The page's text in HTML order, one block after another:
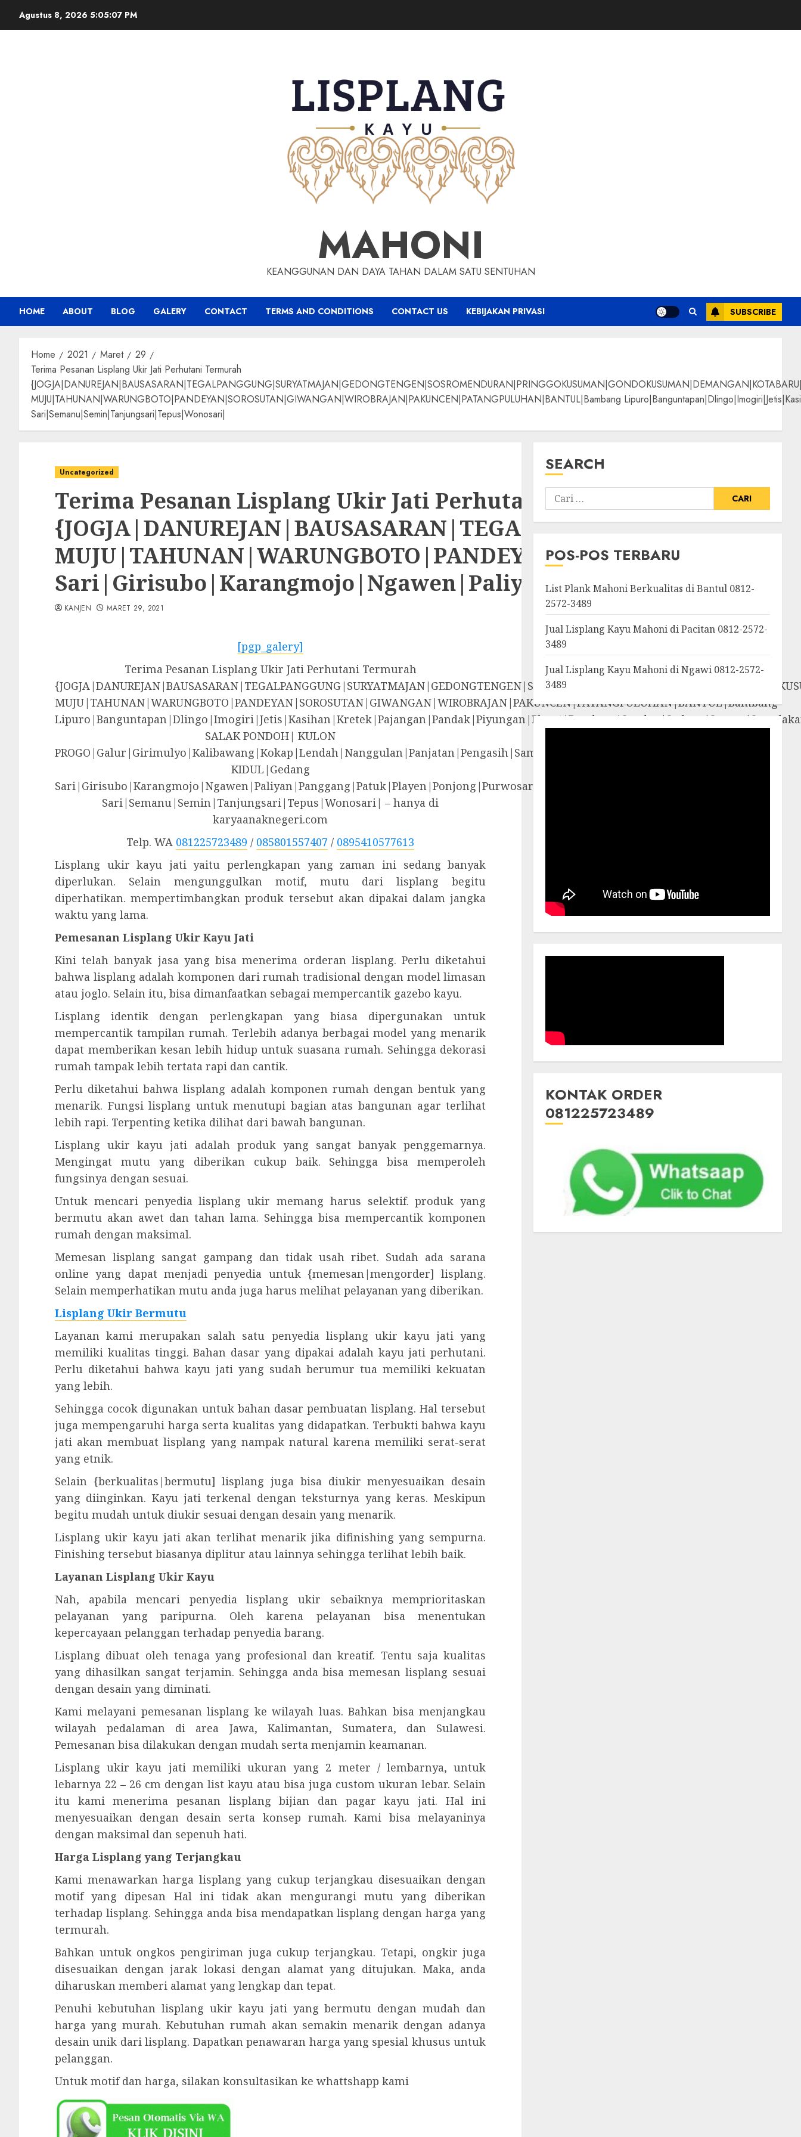
Agustus 8, 2026 5:05:08 PM
MAHONI
KEANGGUNAN DAN DAYA TAHAN DALAM SATU SENTUHAN
HOME ABOUT BLOG GALERY CONTACT TERMS AND CONDITIONS CONTACT US KEBIJAKAN PRIVASI SUBSCRIBE
Home 2021 Maret
29
Terima Pesanan Lisplang Ukir Jati Perhutani Termurah
MUJU|TAHUNAN|WARUNGBOTO|PANDEYAN|SOROSUTAN|GIWANGAN|WIROBRAJAN|PAKUNCEN|PATANGPULUHAN|BANTUL|Bambang
Sari|Semanu|Semin|Tanjungsari|Tepus|Wonosari|
Uncategorized
Terima Pesanan Lisplang Ukir Jati Perhutani Termurah
KANJEN MARET 29, 2021
[pgp_galery]
Terima Pesanan Lisplang Ukir Jati Perhutani Termurah
MUJU|TAHUNAN|WARUNGBOTO|PANDEYAN|SOROSUTAN|GIWANGAN|WIROBRAJAN|PAKUNCEN|PATANGPULUHAN|BANTUL|Bambang
SALAK PONDOH| KULON
PROGO|Galur|Girimulyo|Kalibawang|Kokap|Lendah|Nanggulan|Panjatan|Pengasih|Samigaluh|Sentolo|Temon|Wates|GUNUNG
KIDUL|Gedang
Sari|Girisubo|Karangmojo|Ngawen|Paliyan|Panggang|Patuk|Playen|Ponjong|Purwosari|Rongkop|Sapto
Sari|Semanu|Semin|Tanjungsari|Tepus|Wonosari| – hanya di
karyaanaknegeri.com
Telp. WA 081225723489 / 085801557407 / 0895410577613
Lisplang ukir kayu jati yaitu perlengkapan yang zaman ini sedang banyak
diperlukan. Selain mengunggulkan motif, mutu dari lisplang begitu
diperhatikan. mempertimbangkan produk tersebut akan dipakai dalam jangka
waktu yang lama.
Pemesanan Lisplang Ukir Kayu Jati
Kini telah banyak jasa yang bisa menerima orderan lisplang. Perlu diketahui
bahwa lisplang adalah komponen dari rumah tradisional dengan model limasan
atau joglo. Selain itu, bisa dimanfaatkan sebagai mempercantik gazebo kayu.
Lisplang identik dengan perlengkapan yang biasa dipergunakan untuk
mempercantik tampilan rumah. Terlebih adanya berbagai model yang menarik
dapat memberikan kesan lebih hidup untuk suasana rumah. Sehingga dekorasi
rumah tampak lebih tertata rapi dan cantik.
Perlu diketahui bahwa lisplang adalah komponen rumah dengan bentuk yang
menarik. Fungsi lisplang untuk menutupi bagian atas bangunan agar terlihat
lebih rapi. Terpenting ketika dilihat dari bawah bangunan.
Lisplang ukir kayu jati adalah produk yang sangat banyak penggemarnya.
Mengingat mutu yang diberikan cukup baik. Sehingga bisa memperoleh
fungsinya dengan sesuai.
Untuk mencari penyedia lisplang ukir memang harus selektif. produk yang
bermutu akan awet dan tahan lama. Sehingga bisa mempercantik komponen
rumah dengan maksimal.
Memesan lisplang sangat gampang dan tidak usah ribet. Sudah ada sarana
online yang dapat menjadi penyedia untuk {memesan|mengorder] lisplang.
Selain memperhatikan mutu anda juga harus melihat pelayanan yang diberikan.
Lisplang Ukir Bermutu
Layanan kami merupakan salah satu penyedia lisplang ukir kayu jati yang
memiliki kualitas tinggi. Bahan dasar yang dipakai adalah kayu jati perhutani.
Perlu diketahui bahwa kayu jati yang sudah berumur tua memiliki kekuatan
yang lebih.
Sehingga cocok digunakan untuk bahan dasar pembuatan lisplang. Hal tersebut
juga mempengaruhi harga serta kualitas yang didapatkan. Terbukti bahwa kayu
jati akan membuat lisplang yang nampak natural karena memiliki serat-serat
yang etnik.
Selain {berkualitas|bermutu] lisplang juga bisa diukir menyesuaikan desain
yang diinginkan. Kayu jati terkenal dengan teksturnya yang keras. Meskipun
begitu mudah untuk diukir sesuai dengan desain yang menarik.
Lisplang ukir kayu jati akan terlihat menarik jika difinishing yang sempurna.
Finishing tersebut biasanya diplitur atau lainnya sehingga terlihat lebih baik.
Layanan Lisplang Ukir Kayu
Nah, apabila mencari penyedia lisplang ukir sebaiknya memprioritaskan
pelayanan yang paripurna. Oleh karena pelayanan bisa menentukan
kepercayaan pelanggan terhadap penyedia barang.
Lisplang dibuat oleh tenaga yang profesional dan kreatif. Tentu saja kualitas
yang dihasilkan sangat terjamin. Sehingga anda bisa memesan lisplang sesuai
dengan desain yang diminati.
Kami melayani pemesanan lisplang ke wilayah luas. Bahkan bisa menjangkau
wilayah pedalaman di area Jawa, Kalimantan, Sumatera, dan Sulawesi.
Pemesanan bisa dilakukan dengan mudah serta menjamin keamanan.
Lisplang ukir kayu jati memiliki ukuran yang 2 meter / lembarnya, untuk
lebarnya 22 – 26 cm dengan list kayu atau bisa juga custom ukuran lebar. Selain
itu kami menerima pesanan lisplang bijian dan pagar kayu jati. Hal ini
menyesuaikan dengan desain serta konsep rumah. Kami bisa melayaninya
dengan maksimal dan sepenuh hati.
Harga Lisplang yang Terjangkau
Kami menawarkan harga lisplang yang cukup terjangkau disesuaikan dengan
motif yang dipesan Hal ini tidak akan mengurangi mutu yang diberikan
terhadap lisplang. Sehingga anda bisa mendapatkan lisplang dengan harga yang
termurah.
Bahkan untuk ongkos pengiriman juga cukup terjangkau. Tetapi, ongkir juga
disesuaikan dengan jarak lokasi dengan alamat yang ditujukan. Maka, anda
diharuskan memberi alamat yang lengkap dan tepat.
Penuhi kebutuhan lisplang ukir kayu jati yang bermutu dengan mudah dan
harga yang murah. Kebutuhan rumah akan semakin menarik dengan adanya
desain unik dari lisplang. Dapatkan penawaran harga yang spesial khusus untuk
pelanggan.
Untuk motif dan harga, silakan konsultasikan ke whattshapp kami
SEARCH
POS-POS TERBARU
List Plank Mahoni Berkualitas di Bantul 0812-
2572-3489
Jual Lisplang Kayu Mahoni di Pacitan 0812-2572-
3489
Jual Lisplang Kayu Mahoni di Ngawi 0812-2572-
3489
KONTAK ORDER
081225723489